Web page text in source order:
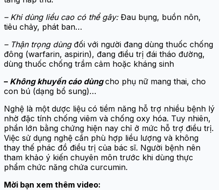
– Khi dùng liều cao có thể gây: Đau bụng, buồn nôn,
tiêu chảy, phát ban…
– Thận trọng dùng đối với người đang dùng thuốc chống
đông (warfarin, aspirin), đang điều trị đái tháo đường,
dùng thuốc chống trầm cảm hoặc kháng sinh
– Không khuyến cáo dùngcho phụ nữ mang thai, cho
con bú (dạng bổ sung)…
Nghệ là một dược liệu có tiềm năng hỗ trợ nhiều bệnh lý
nhờ đặc tính chống viêm và chống oxy hóa. Tuy nhiên,
phần lớn bằng chứng hiện nay chỉ ở mức hỗ trợ điều trị.
Việc sử dụng nghệ cần phù hợp liều lượng và không
thay thế phác đồ điều trị của bác sĩ. Người bệnh nên
tham khảo ý kiến chuyên môn trước khi dùng thực
phẩm chức năng chứa curcumin.
Mời bạn xem thêm video: